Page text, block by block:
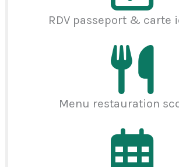
RDV passeport & carte
Menu restauration